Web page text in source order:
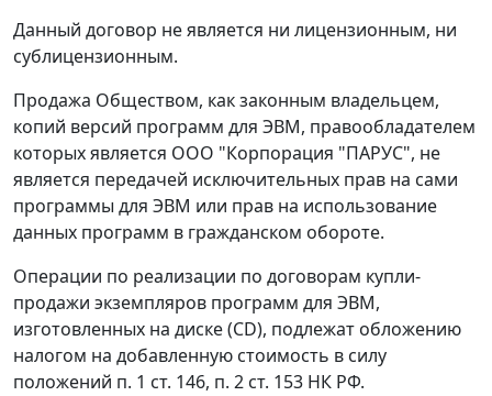
Данный договор не является ни лицензионным, ни
сублицензионным.
Продажа Обществом, как законным владельцем,
копий версий программ для ЭВМ, правообладателем
которых является ООО "Корпорация "ПАРУС", не
является передачей исключительных прав на сами
программы для ЭВМ или прав на использование
данных программ в гражданском обороте.
Операции по реализации по договорам купли-
продажи экземпляров программ для ЭВМ,
изготовленных на диске (СD), подлежат обложению
налогом на добавленную стоимость в силу
положений п. 1 ст. 146, п. 2 ст. 153 НК РФ.